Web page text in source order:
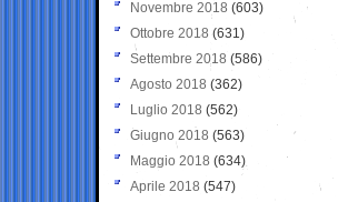
Novembre 2018 (603)
Ottobre 2018 (631)
Settembre 2018 (586)
Agosto 2018 (362)
Luglio 2018 (562)
Giugno 2018 (563)
Maggio 2018 (634)
Aprile 2018 (547)